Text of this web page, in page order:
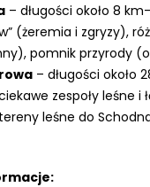
– długości około 8
(żeremia i zgryzy),
pomnik przyrody
– długości około
zespoły leśne i
leśne do